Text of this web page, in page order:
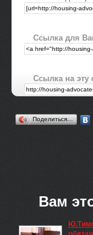
Ссылка для
Ссылка на эту
Поделиться…
Вам